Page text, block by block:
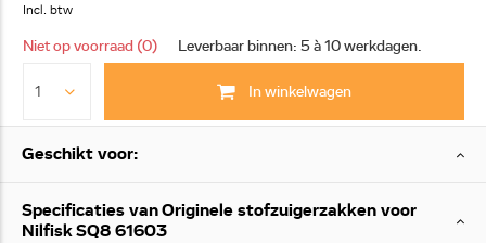
Incl. btw
Niet op voorraad (0) Leverbaar binnen: 5 à 10 werkdagen.
In winkelwagen
Geschikt voor:
Specificaties van Originele stofzuigerzakken voor
Nilfisk SQ8 61603